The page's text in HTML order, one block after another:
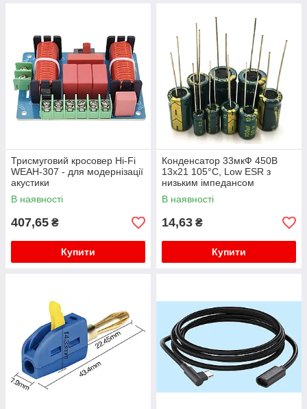
Трисмуговий кросовер Hi-Fi
WEAH-307 - для модернізації
акустики
В наявності
407,65 ₴
Купити
Конденсатор 33мкФ 450В
13x21 105°C, Low ESR з
низьким імпедансом
В наявності
14,63 ₴
Купити